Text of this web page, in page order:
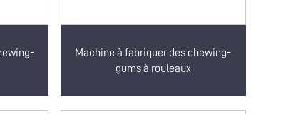
Machine à fabriquer des chewing-
gums à rouleaux